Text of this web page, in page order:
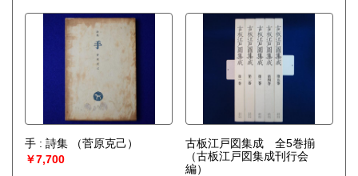
手 : 詩集
（菅原克己）
￥7,700
古板江戸図集成 全5巻揃
（古板江戸図集成刊行会
編）